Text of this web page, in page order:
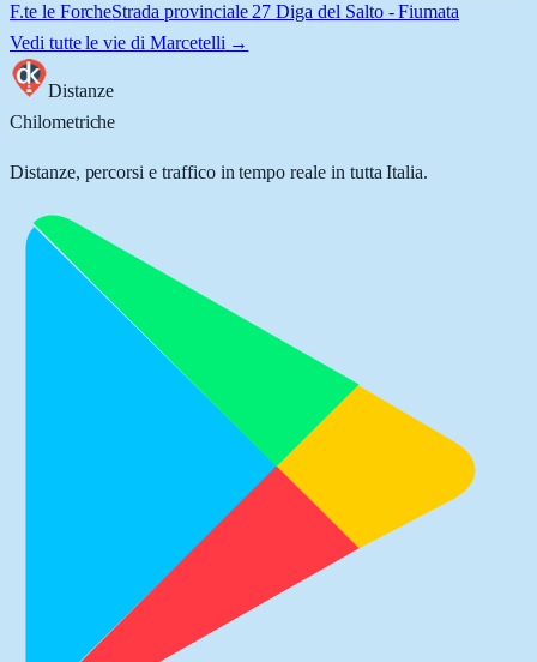
F.te le ForcheStrada provinciale 27 Diga del Salto - Fiumata
Vedi tutte le vie di Marcetelli →
Distanze
Chilometriche
Distanze, percorsi e traffico in tempo reale in tutta Italia.